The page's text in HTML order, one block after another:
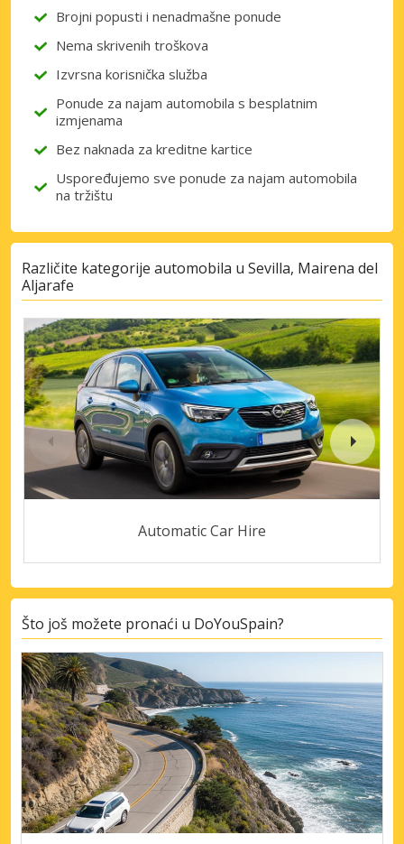
Brojni popusti i nenadmašne ponude
Nema skrivenih troškova
Izvrsna korisnička služba
Ponude za najam automobila s besplatnim
izmjenama
Bez naknada za kreditne kartice
Uspoređujemo sve ponude za najam automobila
na tržištu
Različite kategorije automobila u Sevilla, Mairena del
Aljarafe
Automatic Car Hire
Što još možete pronaći u DoYouSpain?